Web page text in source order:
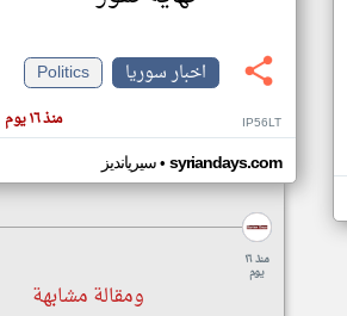
اخبار سوريا
Politics
منذ ١٦ يوم IP56LT
سيريانديز• syriandays.com
منذ ١٦
يوم
ومقالة مشابهة